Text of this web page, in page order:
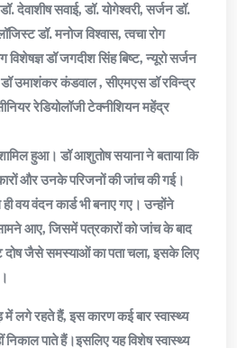
देवाशीष सवाई, डॉ. योगेश्वरी, सर्जन डॉ.
डॉ. मनोज विश्वास, त्वचा रोग
विशेषज्ञ डॉ जगदीश सिंह बिष्ट, न्यूरो सर्जन
डॉ उमाशंकर कंडवाल , सीएमएस डॉ रविन्द्र
रेडियोलॉजी टेक्नीशियन महेंद्र
हुआ। डॉ आशुतोष सयाना ने बताया कि
और उनके परिजनों की जांच की गई।
वय वंदन कार्ड भी बनाए गए। उन्होंने
आए, जिसमें पत्रकारों को जांच के बाद
दोष जैसे समस्याओं का पता चला, इसके लिए
में लगे रहते हैं, इस कारण कई बार स्वास्थ्य
पाते हैं।इसलिए यह विशेष स्वास्थ्य